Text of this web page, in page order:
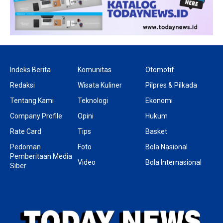
Indeks Berita
Redaksi
Tentang Kami
Company Profile
Rate Card
Pedoman
Pemberitaan Media
Siber
Komunitas
Wisata Kuliner
Teknologi
Opini
Tips
Foto
Video
Otomotif
Pilpres & Pilkada
Ekonomi
Hukum
Basket
Bola Nasional
Bola Internasional